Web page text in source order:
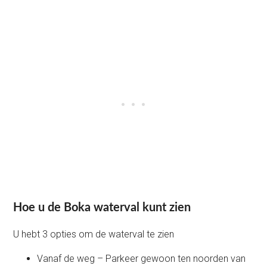
Hoe u de Boka waterval kunt zien
U hebt 3 opties om de waterval te zien
Vanaf de weg – Parkeer gewoon ten noorden van